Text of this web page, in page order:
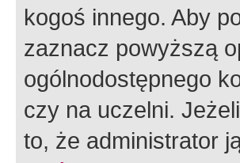
kogoś innego. Aby
zaznacz powyższą
ogólnodostępnego
czy na uczelni.
to, że administrator ją